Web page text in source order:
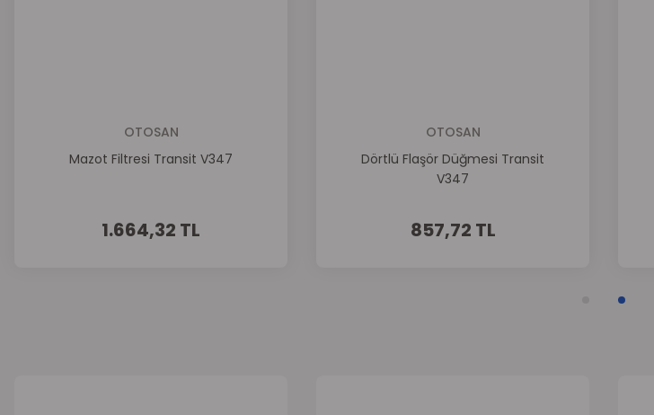
OTOSAN
Mazot Filtresi Transit V347
1.664,32 TL
OTOSAN
Dörtlü Flaşör Düğmesi Transit
V347
857,72 TL